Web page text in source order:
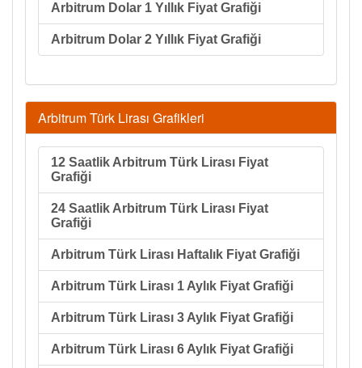
Arbitrum Dolar 1 Yıllık Fiyat Grafiği
Arbitrum Dolar 2 Yıllık Fiyat Grafiği
Arbitrum Türk Lirası Grafikleri
12 Saatlik Arbitrum Türk Lirası Fiyat
Grafiği
24 Saatlik Arbitrum Türk Lirası Fiyat
Grafiği
Arbitrum Türk Lirası Haftalık Fiyat Grafiği
Arbitrum Türk Lirası 1 Aylık Fiyat Grafiği
Arbitrum Türk Lirası 3 Aylık Fiyat Grafiği
Arbitrum Türk Lirası 6 Aylık Fiyat Grafiği